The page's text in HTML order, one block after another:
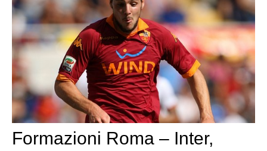
Formazioni Roma – Inter,